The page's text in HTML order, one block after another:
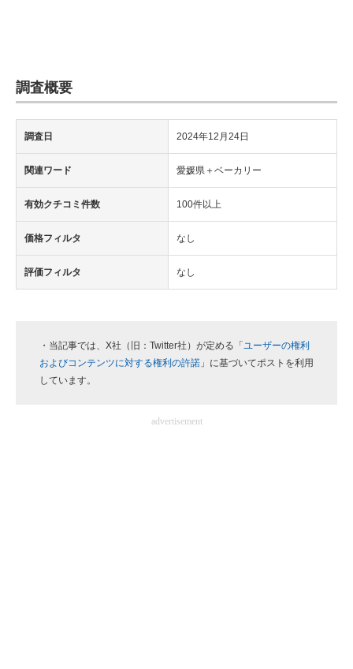
調査概要
調査日 2024年12月24日
関連ワード 愛媛県＋ベーカリー
有効クチコミ件数 100件以上
価格フィルタ なし
評価フィルタ なし
・当記事では、X社（旧：Twitter社）が定める「 ユーザーの権利
およびコンテンツに対する権利の許諾 」に基づいてポストを利用
しています。
advertisement